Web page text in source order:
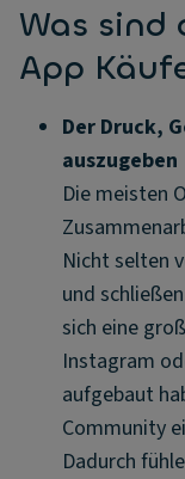
Was sind
App
Der Druck,
auszugeben
Die meisten
Nicht selten
und
sich eine
Instagram
aufgebaut
Community
Dadurch